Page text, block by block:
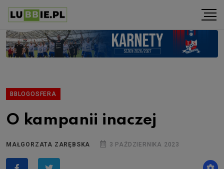
BBLOGOSFERA
O kampanii inaczej
MAŁGORZATA ZARĘBSKA 3 PAŹDZIERNIKA 2023